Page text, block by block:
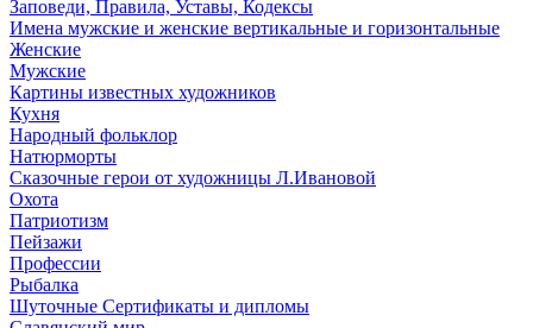
Заповеди, Правила, Уставы, Кодексы
Имена мужские и женские вертикальные и горизонтальные
Женские
Мужские
Картины известных художников
Кухня
Народный фольклор
Натюрморты
Сказочные герои от художницы Л.Ивановой
Охота
Патриотизм
Пейзажи
Профессии
Рыбалка
Шуточные Сертификаты и дипломы